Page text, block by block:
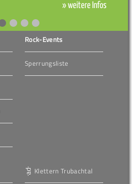
» weitere Infos
Rock-Events
Sperrungsliste
Klettern Trubachtal